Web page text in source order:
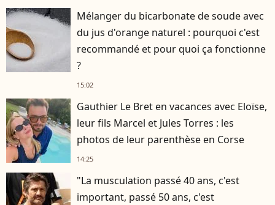
Mélanger du bicarbonate de soude avec
du jus d'orange naturel : pourquoi c'est
recommandé et pour quoi ça fonctionne
?
15:02
Gauthier Le Bret en vacances avec Eloïse,
leur fils Marcel et Jules Torres : les
photos de leur parenthèse en Corse
14:25
"La musculation passé 40 ans, c'est
important, passé 50 ans, c'est